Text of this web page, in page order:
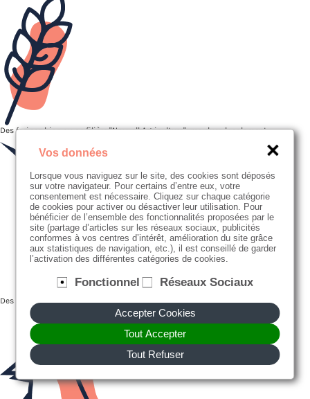
Des farines bios ou en filière "Nouvell Agriculture", moulues localement
Des recettes faites maison, avec des produits frais et de saison
Vos données
Lorsque vous naviguez sur le site, des cookies sont déposés
sur votre navigateur. Pour certains d’entre eux, votre
consentement est nécessaire. Cliquez sur chaque catégorie
de cookies pour activer ou désactiver leur utilisation. Pour
bénéficier de l’ensemble des fonctionnalités proposées par le
site (partage d’articles sur les réseaux sociaux, publicités
conformes à vos centres d’intérêt, amélioration du site grâce
aux statistiques de navigation, etc.), il est conseillé de garder
l’activation des différentes catégories de cookies.
Fonctionnel Réseaux Sociaux
Accepter Cookies
Tout Accepter
Tout Refuser